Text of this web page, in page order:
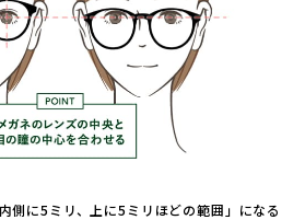
側に5ミリ、上に5ミリほどの範囲」になる